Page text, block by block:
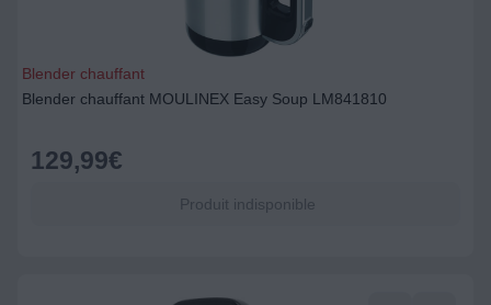
Blender chauffant
Blender chauffant MOULINEX Easy Soup LM841810
129,99€
Produit indisponible